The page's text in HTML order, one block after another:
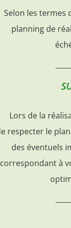
Selon les termes
planning de
Lors de la
respecter le
des éventuels
correspondant à